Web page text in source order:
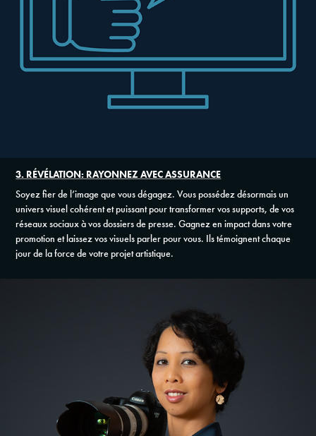
3. RÉVÉLATION: RAYONNEZ AVEC ASSURANCE
Soyez fier de l’image que vous dégagez. Vous possédez désormais un
univers visuel cohérent et puissant pour transformer vos supports, de vos
réseaux sociaux à vos dossiers de presse. Gagnez en impact dans votre
promotion et laissez vos visuels parler pour vous. Ils témoignent chaque
jour de la force de votre projet artistique.